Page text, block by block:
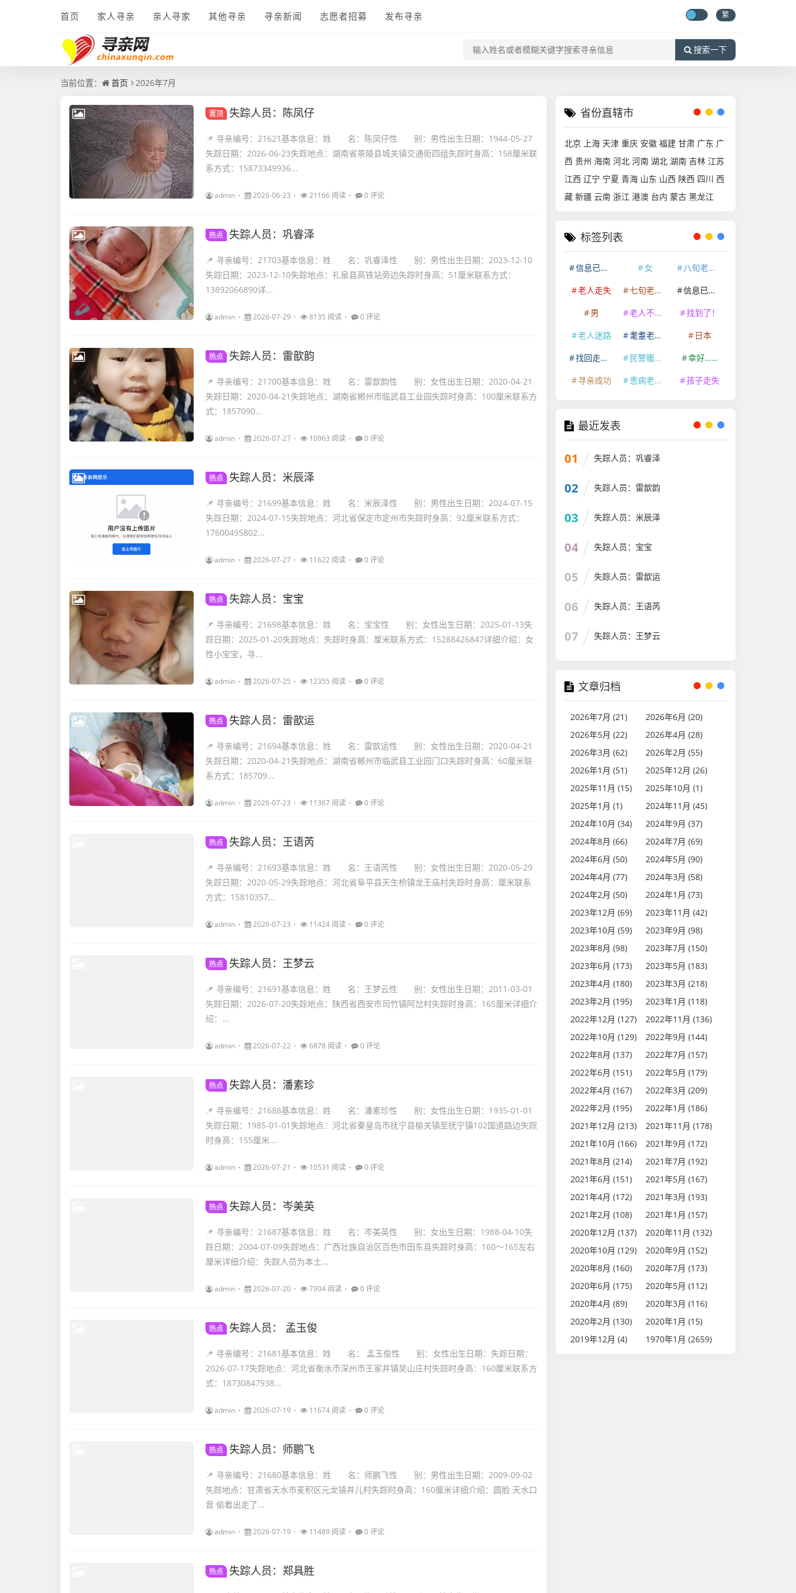
首页 家人寻亲 亲人寻家 其他寻亲 寻亲新闻 志愿者招募 发布寻亲 繁
搜索一下
当前位置： 首页 2026年7月
置顶 失踪人员：陈凤仔
📌 寻亲编号：21621基本信息：姓 名：陈凤仔性 别：男性出生日期：1944-05-27
失踪日期：2026-06-23失踪地点：湖南省茶陵县城关镇交通街四组失踪时身高：158厘米联
系方式：15873349936...
admin 2026-06-23 21166 阅读 0 评论
热点 失踪人员：巩睿泽
📌 寻亲编号：21703基本信息：姓 名：巩睿泽性 别：男性出生日期：2023-12-10
失踪日期：2023-12-10失踪地点：礼泉县高铁站旁边失踪时身高：51厘米联系方式：
13892066890详...
admin 2026-07-29 8135 阅读 0 评论
热点 失踪人员：雷歆韵
📌 寻亲编号：21700基本信息：姓 名：雷歆韵性 别：女性出生日期：2020-04-21
失踪日期：2020-04-21失踪地点：湖南省郴州市临武县工业园失踪时身高：100厘米联系方
式：1857090...
admin 2026-07-27 10963 阅读 0 评论
热点 失踪人员：米辰泽
📌 寻亲编号：21699基本信息：姓 名：米辰泽性 别：男性出生日期：2024-07-15
失踪日期：2024-07-15失踪地点：河北省保定市定州市失踪时身高：92厘米联系方式：
17600495802...
admin 2026-07-27 11622 阅读 0 评论
热点 失踪人员：宝宝
📌 寻亲编号：21698基本信息：姓 名：宝宝性 别：女性出生日期：2025-01-13失
踪日期：2025-01-20失踪地点：失踪时身高：厘米联系方式：15288426847详细介绍：女
性小宝宝，寻...
admin 2026-07-25 12355 阅读 0 评论
热点 失踪人员：雷歆运
📌 寻亲编号：21694基本信息：姓 名：雷歆运性 别：女性出生日期：2020-04-21
失踪日期：2020-04-21失踪地点：湖南省郴州市临武县工业园门口失踪时身高：60厘米联
系方式：185709...
admin 2026-07-23 11367 阅读 0 评论
热点 失踪人员：王语芮
📌 寻亲编号：21693基本信息：姓 名：王语芮性 别：女性出生日期：2020-05-29
失踪日期：2020-05-29失踪地点：河北省阜平县天生桥镇龙王庙村失踪时身高：厘米联系
方式：15810357...
admin 2026-07-23 11424 阅读 0 评论
热点 失踪人员：王梦云
📌 寻亲编号：21691基本信息：姓 名：王梦云性 别：女性出生日期：2011-03-01
失踪日期：2026-07-20失踪地点：陕西省西安市司竹镇阿岔村失踪时身高：165厘米详细介
绍：...
admin 2026-07-22 6878 阅读 0 评论
热点 失踪人员：潘素珍
📌 寻亲编号：21688基本信息：姓 名：潘素珍性 别：女性出生日期：1935-01-01
失踪日期：1985-01-01失踪地点：河北省秦皇岛市抚宁县榆关镇至抚宁镇102国道路边失踪
时身高：155厘米...
admin 2026-07-21 10531 阅读 0 评论
热点 失踪人员：岑美英
📌 寻亲编号：21687基本信息：姓 名：岑美英性 别：女出生日期：1988-04-10失
踪日期：2004-07-09失踪地点：广西壮族自治区百色市田东县失踪时身高：160～165左右
厘米详细介绍：失踪人员为本土...
admin 2026-07-20 7904 阅读 0 评论
热点 失踪人员： 孟玉俊
📌 寻亲编号：21681基本信息：姓 名： 孟玉俊性 别：女性出生日期：失踪日期：
2026-07-17失踪地点：河北省衡水市深州市王家井镇吴山庄村失踪时身高：160厘米联系方
式：18730847938...
admin 2026-07-19 11674 阅读 0 评论
热点 失踪人员：师鹏飞
📌 寻亲编号：21680基本信息：姓 名：师鹏飞性 别：男性出生日期：2009-09-02
失踪地点：甘肃省天水市麦积区元龙镇井儿村失踪时身高：160厘米详细介绍：圆脸 天水口
音 偷着出走了...
admin 2026-07-19 11489 阅读 0 评论
热点 失踪人员：郑具胜
省份直辖市
北京 上海 天津 重庆 安徽 福建 甘肃 广东 广
西 贵州 海南 河北 河南 湖北 湖南 吉林 江苏
江西 辽宁 宁夏 青海 山东 山西 陕西 四川 西
藏 新疆 云南 浙江 港澳 台内 蒙古 黑龙江
标签列表
信息已经删除 女
八旬老人走失
老人走失
七旬老人走失
信息已删除
男
老人不慎走失
找到了！
老人迷路
耄耋老人走失
日本
找回走失老人
民警暖心救助
幸好……
寻亲成功
患病老人走失 孩子走失
最近发表
01 失踪人员：巩睿泽
02 失踪人员：雷歆韵
03 失踪人员：米辰泽
04 失踪人员：宝宝
05 失踪人员：雷歆运
06 失踪人员：王语芮
07 失踪人员：王梦云
文章归档
2026年7月 (21)
2026年6月 (20)
2026年5月 (22)
2026年4月 (28)
2026年3月 (62)
2026年2月 (55)
2026年1月 (51)
2025年12月 (26)
2025年11月 (15)
2025年10月 (1)
2025年1月 (1)
2024年11月 (45)
2024年10月 (34)
2024年9月 (37)
2024年8月 (66)
2024年7月 (69)
2024年6月 (50)
2024年5月 (90)
2024年4月 (77)
2024年3月 (58)
2024年2月 (50)
2024年1月 (73)
2023年12月 (69)
2023年11月 (42)
2023年10月 (59)
2023年9月 (98)
2023年8月 (98)
2023年7月 (150)
2023年6月 (173)
2023年5月 (183)
2023年4月 (180)
2023年3月 (218)
2023年2月 (195)
2023年1月 (118)
2022年12月 (127)
2022年11月 (136)
2022年10月 (129)
2022年9月 (144)
2022年8月 (137)
2022年7月 (157)
2022年6月 (151)
2022年5月 (179)
2022年4月 (167)
2022年3月 (209)
2022年2月 (195)
2022年1月 (186)
2021年12月 (213)
2021年11月 (178)
2021年10月 (166)
2021年9月 (172)
2021年8月 (214)
2021年7月 (192)
2021年6月 (151)
2021年5月 (167)
2021年4月 (172)
2021年3月 (193)
2021年2月 (108)
2021年1月 (157)
2020年12月 (137)
2020年11月 (132)
2020年10月 (129)
2020年9月 (152)
2020年8月 (160)
2020年7月 (173)
2020年6月 (175)
2020年5月 (112)
2020年4月 (89)
2020年3月 (116)
2020年2月 (130)
2020年1月 (15)
2019年12月 (4)
1970年1月 (2659)